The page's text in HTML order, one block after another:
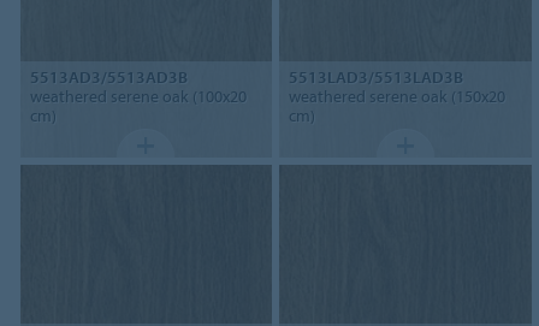
5513AD3/5513AD3B
weathered serene oak (100x20
cm)
5513LAD3/5513LAD3B
weathered serene oak (150x20
cm)